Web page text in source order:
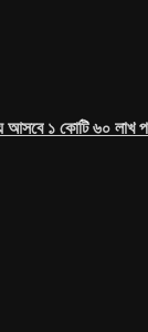
১ কোটি ৬০ লাখ